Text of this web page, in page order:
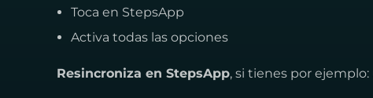
Toca en StepsApp
Activa todas las opciones
Resincroniza en StepsApp, si tienes por